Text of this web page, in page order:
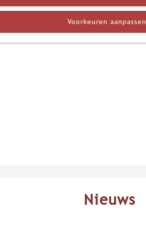
Voorkeuren aanpassen
Nieuws